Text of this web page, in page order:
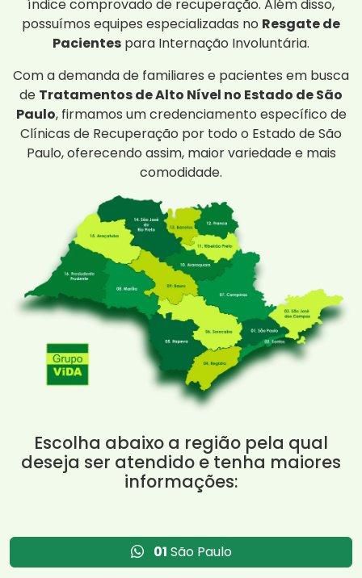
índice comprovado de recuperação. Além disso,
possuímos equipes especializadas no Resgate de
Pacientes para Internação Involuntária.
Com a demanda de familiares e pacientes em busca
de Tratamentos de Alto Nível no Estado de São
Paulo, firmamos um credenciamento específico de
Clínicas de Recuperação por todo o Estado de São
Paulo, oferecendo assim, maior variedade e mais
comodidade.
Escolha abaixo a região pela qual
deseja ser atendido e tenha maiores
informações:
01 São Paulo